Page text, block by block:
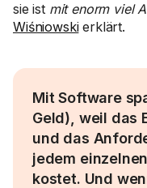
sie ist mit enorm viel
Wiśniowskierklärt.
Mit Software
Geld), weil das
und das
jedem
kostet. Und